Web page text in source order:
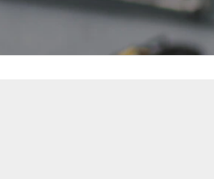
Cargas